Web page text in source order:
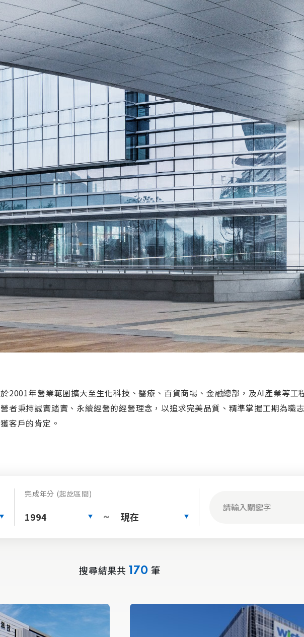
於2001年營業範圍擴大至生化科技、醫療、百貨商場、金融總部，及AI產業等工
營者秉持誠實踏實、永續經營的經營理念，以追求完美品質、精準掌握工期為職
獲客戶的肯定。
完成年分 (起訖區間)
1994 ~ 現在
搜尋結果共 170 筆